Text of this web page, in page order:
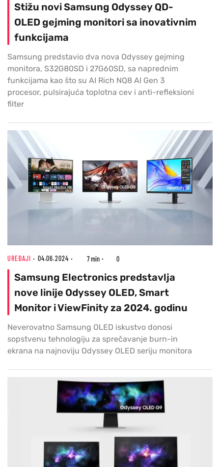
Stižu novi Samsung Odyssey QD-
OLED gejming monitori sa inovativnim
funkcijama
Samsung predstavio dva nova Odyssey gejming
monitora, S32G80SD i 27G60SD, sa naprednim
funkcijama kao što su AI Rich NQ8 AI Gen 3
procesor, pulsirajuća toplotna cev i anti-refleksioni
filter
UREĐAJI 04.06.2024 7 min 0
Samsung Electronics predstavlja
nove linije Odyssey OLED, Smart
Monitor i ViewFinity za 2024. godinu
Neverovatno Samsung OLED iskustvo donosi
sopstvenu tehnologiju za sprečavanje burn-in
ekrana na najnoviju Odyssey OLED seriju monitora